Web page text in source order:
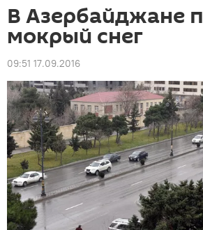
В Азербайджане
мокрый снег
09:51 17.09.2016